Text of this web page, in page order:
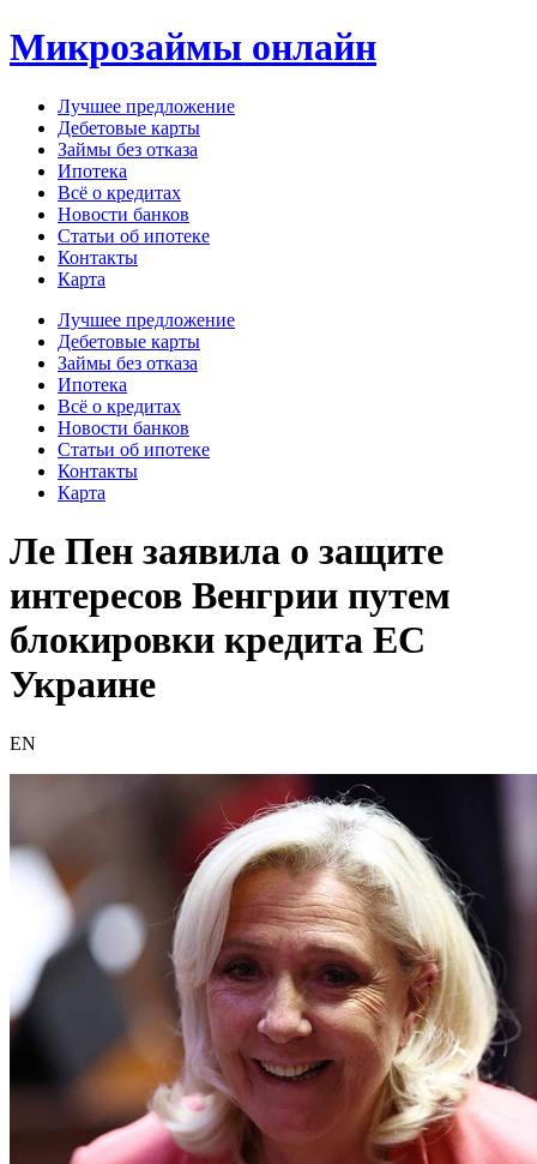
Перейти
к
Микрозаймы онлайн
Лучшее предложение
Дебетовые карты
Займы без отказа
Ипотека
Всё о кредитах
Новости банков
Статьи об ипотеке
Контакты
Карта
Меню Лучшее предложение
Дебетовые карты
Займы без отказа
Ипотека
Всё о кредитах
Новости банков
Статьи об ипотеке
Контакты
Карта
Ле Пен заявила о защите
интересов Венгрии путем
блокировки кредита ЕС
Украине
EN